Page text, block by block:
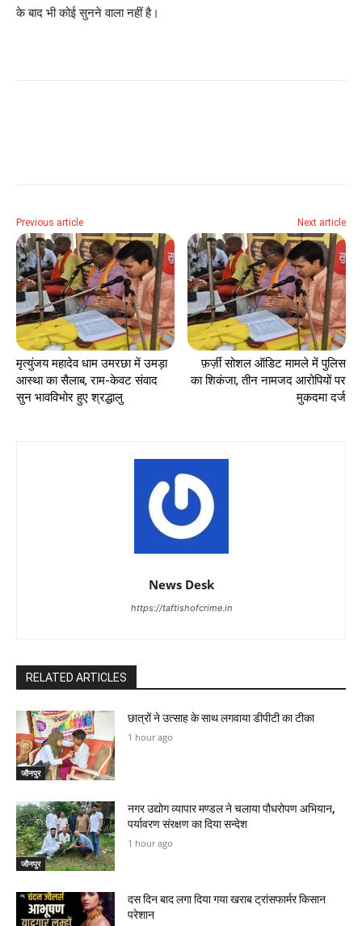
के बाद भी कोई सुनने वाला नहीं है।
Previous article
मृत्युंजय महादेव धाम उमरछा में उमड़ा
आस्था का सैलाब, राम-केवट संवाद
सुन भावविभोर हुए श्रद्धालु
Next article
फ़र्ज़ी सोशल ऑडिट मामले में पुलिस
का शिकंजा, तीन नामजद आरोपियों पर
मुकदमा दर्ज
News Desk
https://taftishofcrime.in
RELATED ARTICLES
जौनपुर
छात्रों ने उत्साह के साथ लगवाया डीपीटी का टीका
1 hour ago
जौनपुर
नगर उद्योग व्यापार मण्डल ने चलाया पौधरोपण अभियान,
पर्यावरण संरक्षण का दिया सन्देश
1 hour ago
दस दिन बाद लगा दिया गया खराब ट्रांसफार्मर किसान
परेशान